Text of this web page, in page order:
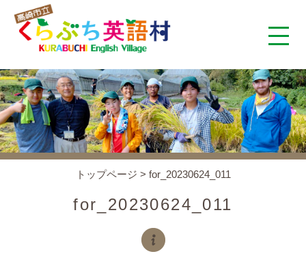
くらぶち英語村とは
コンセプト
アクセス
トップページ > for_20230624_011
for_20230624_011